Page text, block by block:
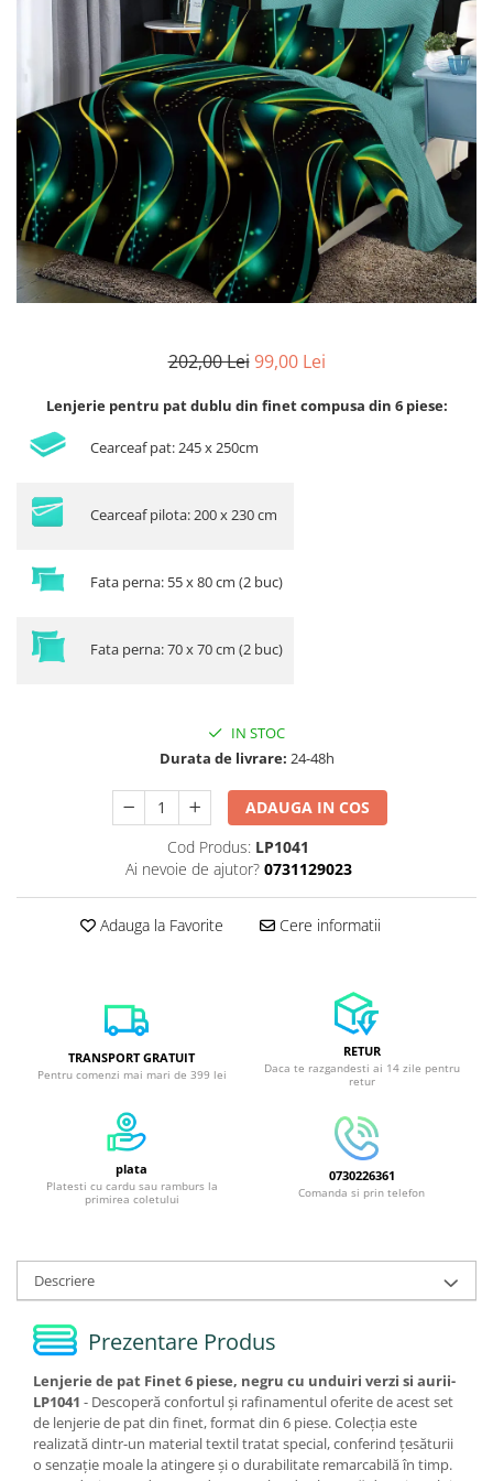
Lenjerii de pat Bumbac 100%
Lenjerii de pat Cocolino
Lenjerii de pat Finet + 2 Draperii
Lenjerii de pat Saten 4 piese cu
elastic
202,00 Lei 99,00 Lei
Lenjerie pentru pat dublu din finet compusa din 6 piese:
Cearceaf pat: 245 x 250cm
Cearceaf pilota: 200 x 230 cm
Fata perna: 55 x 80 cm (2 buc)
Fata perna: 70 x 70 cm (2 buc)
IN STOC
Durata de livrare: 24-48h
ADAUGA IN COS
Cod Produs: LP1041
Ai nevoie de ajutor? 0731129023
Adauga la Favorite Cere informatii
TRANSPORT GRATUIT
Pentru comenzi mai mari de 399 lei
RETUR
Daca te razgandesti ai 14 zile pentru
retur
plata
Platesti cu cardu sau ramburs la
primirea coletului
0730226361
Comanda si prin telefon
Descriere
Prezentare Produs
Lenjerie de pat Finet 6 piese, negru cu unduiri verzi si aurii-
LP1041 - Descoperă confortul și rafinamentul oferite de acest set
de lenjerie de pat din finet, format din 6 piese. Colecția este
realizată dintr-un material textil tratat special, conferind țesăturii
o senzație moale la atingere și o durabilitate remarcabilă în timp.